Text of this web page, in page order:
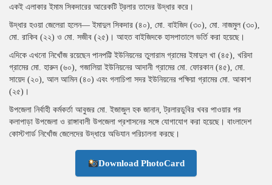
একই এলাকার ইমাম সিকদারের আরেকটি ট্রলার তাদের উদ্ধার করে।
উদ্ধার হওয়া জেলেরা হলেন— ইমাদুল সিকদার (৪০), মো. বাইজিদ (৩০), মো. নাজমুল (৩০),
মো. রাকিব (২২) ও মো. সজীব (২৫)। আহত বাইজিদকে হাসপাতালে ভর্তি করা হয়েছে।
এদিকে এখনো নিখোঁজ রয়েছেন পানপট্টি ইউনিয়নের তুলারাম গ্রামের ইমাদুল খা (৪৫), খরিদা
গ্রামের মো. হারুন (৬০), গজালিয়া ইউনিয়নের আদানী গ্রামের মো. ফোরকান (৪৫), মো.
সায়েদ (২০), আল আমিন (৪০) এবং গলাচিপা সদর ইউনিয়নের পক্ষিয়া গ্রামের মো. আকাশ
(২৫)।
উপজেলা নির্বাহী কর্মকর্তা আবুজর মো. ইজাজুল হক জানান, ট্রলারডুবির খবর পাওয়ার পর
কলাপাড়া উপজেলা ও রাঙ্গাবালী উপজেলা প্রশাসনের সঙ্গে যোগাযোগ করা হয়েছে। বাংলাদেশ
কোস্টগার্ড নিখোঁজ জেলেদের উদ্ধারে অভিযান পরিচালনা করছে।
Download PhotoCard